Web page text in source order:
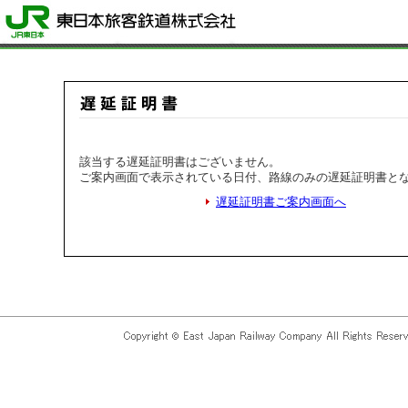
該当する遅延証明書はございません。
ご案内画面で表示されている日付、路線のみの遅延証明書と
遅延証明書ご案内画面へ